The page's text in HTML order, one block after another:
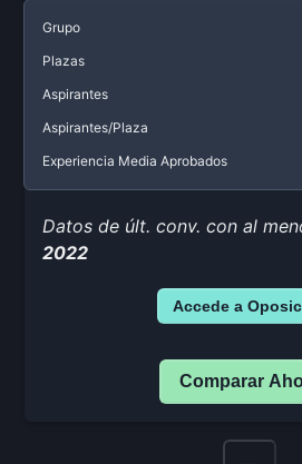
Grupo
Plazas
Aspirantes
Aspirantes/Plaza
Experiencia Media Aprobados
Datos de últ. conv. con al
2022
Accede a
Comparar